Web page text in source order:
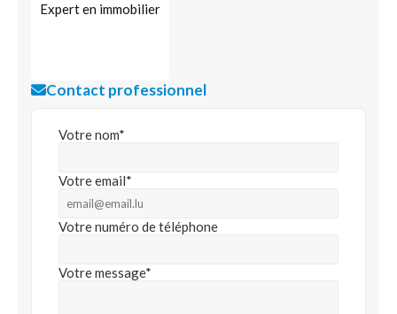
Expert en immobilier
Contact professionnel
Votre nom*
Votre email*
Votre numéro de téléphone
Votre message*